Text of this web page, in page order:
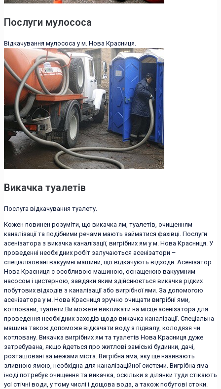
Послуги мулососа
Відкачування мулососа у м. Нова Красниця.
Викачка туалетів
Послуга відкачування туалету.
Кожен повинен розуміти, що викачка ям, туалетів, очищенням
каналізації та подібними речами мають займатися фахівці. Послуги
асенізатора з викачка каналізації, вигрібних ям у м. Нова Красниця. У
проведенні необхідних робіт залучаються асенізатори –
спеціалізовані вакуумні машини, що відкачують відходи. Асенізатор
Нова Красниця є особливою машиною, оснащеною вакуумним
насосом і цистерною, завдяки яким здійснюється викачка рідких
побутових відходів з каналізації або вигрібної ями. За допомогою
асенізатора у м. Нова Красниця зручно очищати вигрібні ями,
котловани, туалети.Ви можете викликати на місце асенізатора для
проведення необхідних заходів щодо викачка каналізації. Спеціальна
машина також допоможе відкачати воду з підвалу, колодязя чи
котловану. Викачка вигрібних ям та туалетів Нова Красниця дуже
затребувана, якщо йдеться про житлові заміські будинки, дачі,
розташовані за межами міста. Вигрібна яма, яку ще називають
зливною ямою, необхідна для каналізаційної системи. Вигрібна яма
іноді потребує очищення та викачка, оскільки з ділянки туди стікають
усі стічні води, у тому числі і дощова вода, а також побутові стоки.